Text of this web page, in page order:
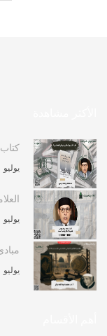
يوليو 31, 2026
يوليو 31, 2026
يوليو 31, 2026